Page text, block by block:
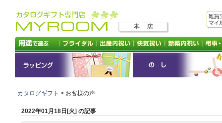
カタログギフト > お客様の声
2022年01月18日[火] の記事